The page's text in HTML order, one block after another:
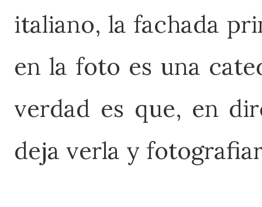
italiano, la fachada
en la foto es una
verdad es que, en
deja verla y